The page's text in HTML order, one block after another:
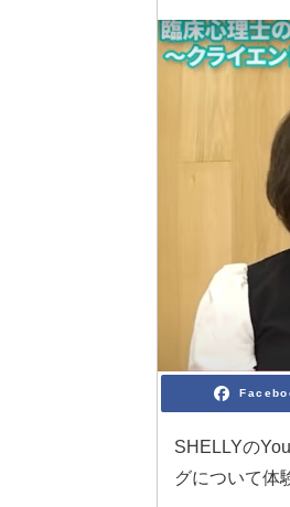
SHELLYの
グについて体